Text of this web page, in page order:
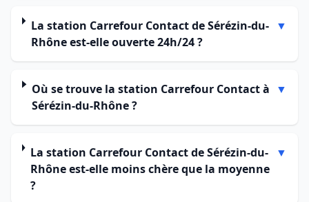
La station Carrefour Contact de Sérézin-du-
Rhône est-elle ouverte 24h/24 ?
▼
Où se trouve la station Carrefour Contact à
Sérézin-du-Rhône ?
▼
La station Carrefour Contact de Sérézin-du-
Rhône est-elle moins chère que la moyenne
?
▼